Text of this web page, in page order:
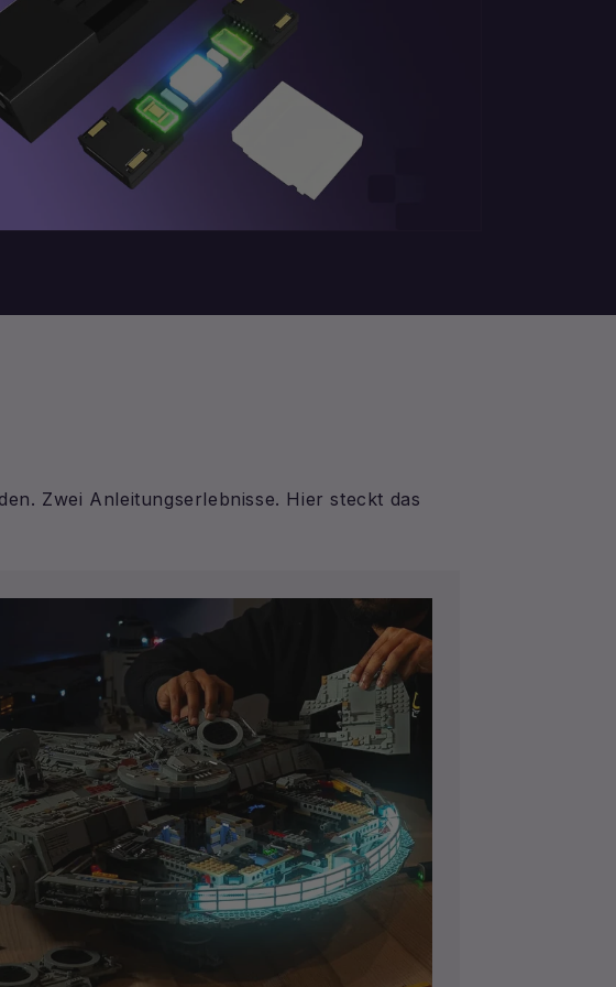
Zwei Anleitungserlebnisse. Hier steckt das